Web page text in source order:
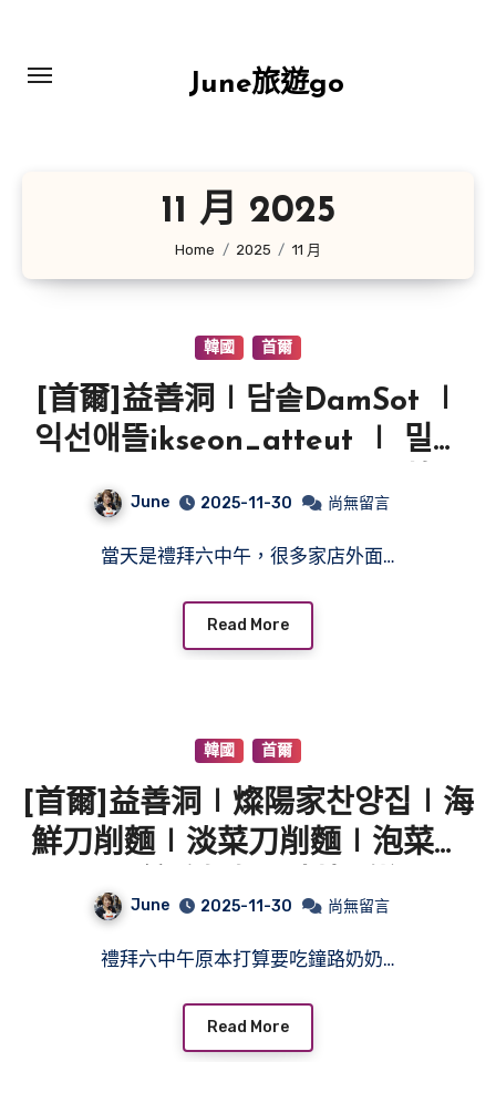
content
June旅遊go
11 月 2025
Home 2025 11 月
韓國 首爾
[首爾]益善洞∣담솥DamSot ∣
익선애뜰ikseon_atteut ∣ 밀토
스트집MIL Toas thouse∣ 韓國
June 2025-11-30 尚無留言
當天是禮拜六中午，很多家店外面…
Read More
韓國 首爾
[首爾]益善洞∣燦陽家찬양집∣海
鮮刀削麵∣淡菜刀削麵∣泡菜餃
子∣鐘路奶奶刀削麵附近
June 2025-11-30 尚無留言
禮拜六中午原本打算要吃鐘路奶奶…
Read More